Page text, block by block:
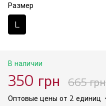
Размер
L
В наличии
350 грн 665 грн
Оптовые цены от 2 единиц